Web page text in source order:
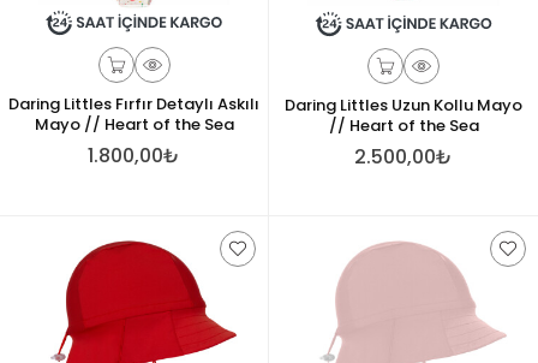
Daring Littles Fırfır Detaylı Askılı
Mayo // Heart of the Sea
1.800,00₺
Daring Littles Uzun Kollu Mayo
// Heart of the Sea
2.500,00₺